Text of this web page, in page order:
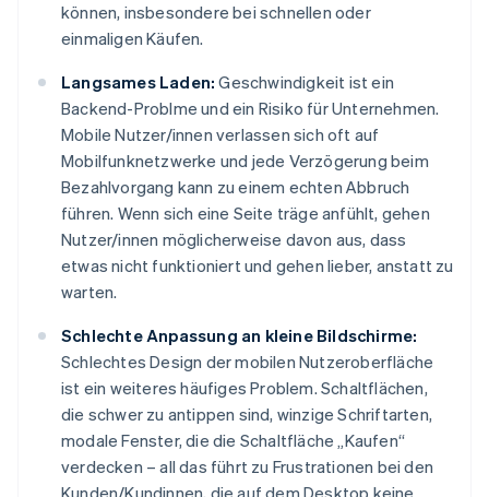
können, insbesondere bei schnellen oder
einmaligen Käufen.
Langsames Laden: Geschwindigkeit ist ein
Backend-Problme und ein Risiko für Unternehmen.
Mobile Nutzer/innen verlassen sich oft auf
Mobilfunknetzwerke und jede Verzögerung beim
Bezahlvorgang kann zu einem echten Abbruch
führen. Wenn sich eine Seite träge anfühlt, gehen
Nutzer/innen möglicherweise davon aus, dass
etwas nicht funktioniert und gehen lieber, anstatt zu
warten.
Schlechte Anpassung an kleine Bildschirme:
Schlechtes Design der mobilen Nutzeroberfläche
ist ein weiteres häufiges Problem. Schaltflächen,
die schwer zu antippen sind, winzige Schriftarten,
modale Fenster, die die Schaltfläche „Kaufen“
verdecken – all das führt zu Frustrationen bei den